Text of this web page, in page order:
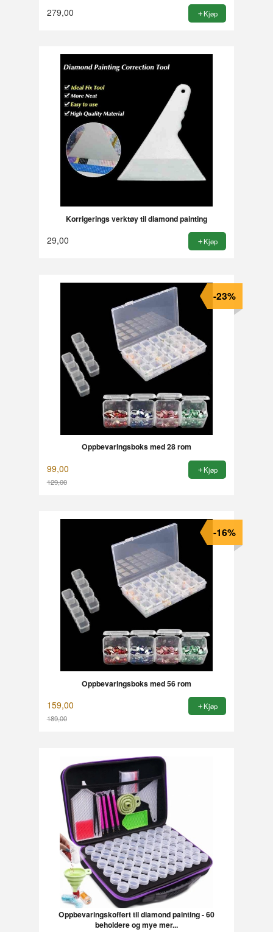
279,00 Kjøp
Korrigerings verktøy til diamond painting
29,00 Kjøp
Oppbevaringsboks med 28 rom
99,00
129,00
-23%
Kjøp
Oppbevaringsboks med 56 rom
159,00
189,00
-16%
Kjøp
Oppbevaringskoffert til diamond painting - 60
beholdere og mye mer...